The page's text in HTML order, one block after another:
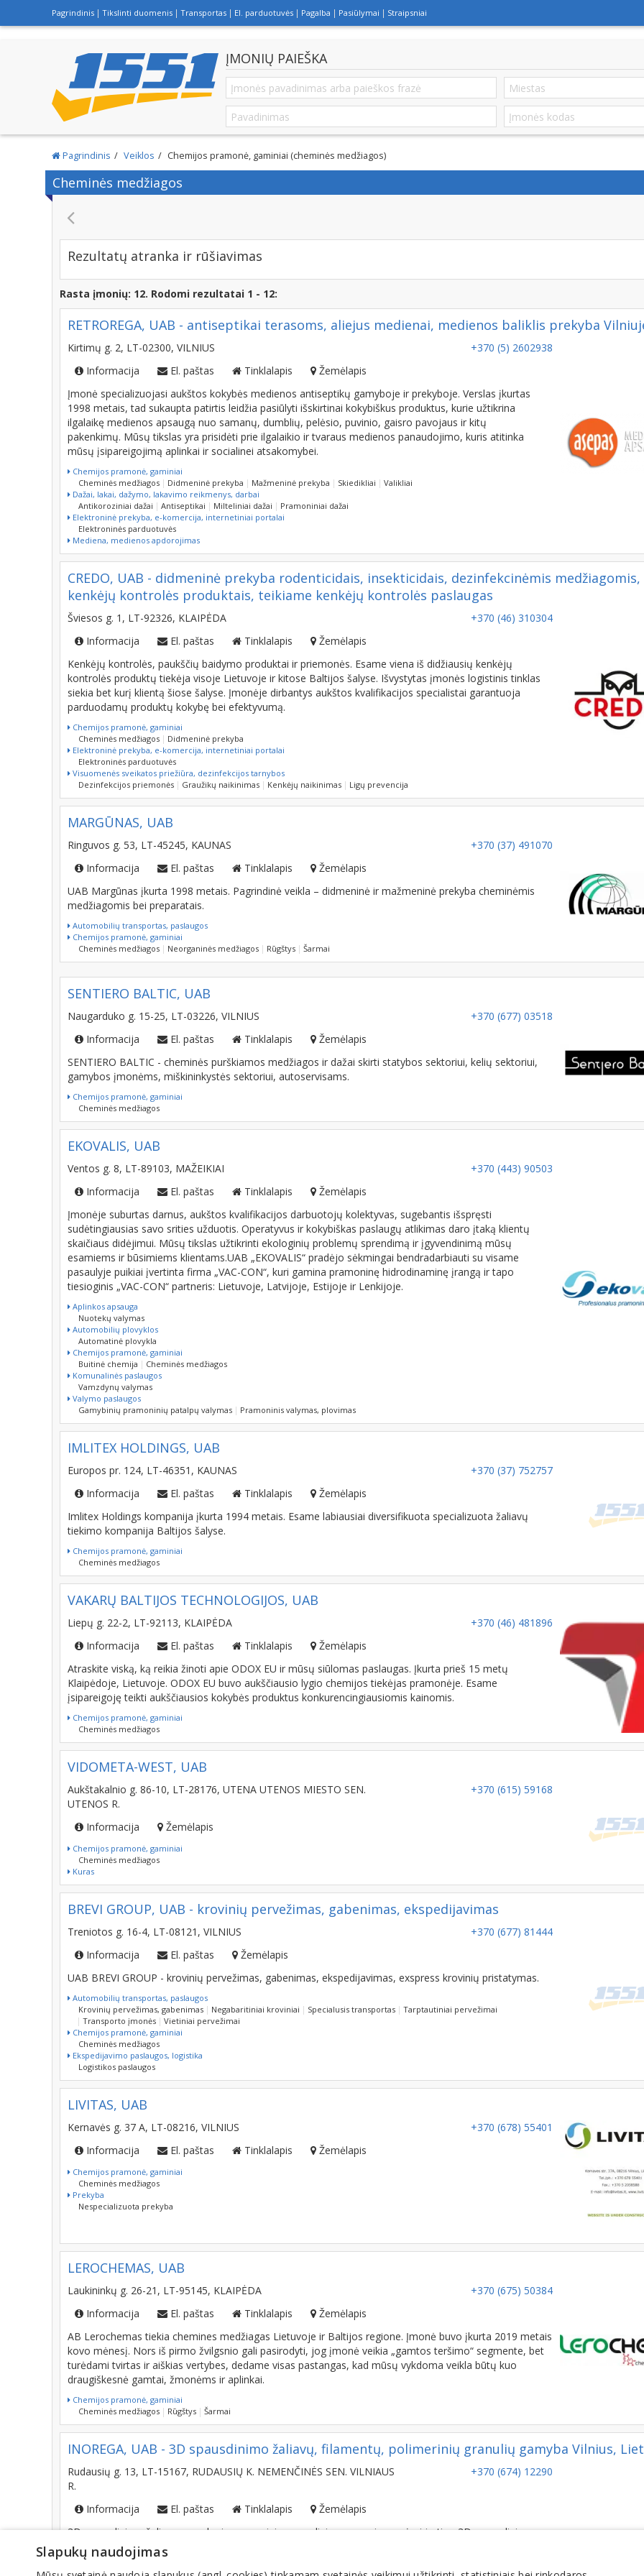
Pagrindinis Tikslinti duomenis Transportas El. parduotuvės Pagalba Pasiūlymai Straipsniai
ĮMONIŲ PAIEŠKA
Pagrindinis Veiklos Chemijos pramonė, gaminiai (cheminės medžiagos)
Cheminės medžiagos
Rezultatų atranka ir rūšiavimas
Rasta įmonių: 12. Rodomi rezultatai 1 - 12:
RETROREGA, UAB - antiseptikai terasoms, aliejus medienai, medienos baliklis prekyba
Kirtimų g. 2, LT-02300, VILNIUS
+370 (5) 2602938
Informacija
El. paštas Tinklalapis
Žemėlapis
Įmonė specializuojasi aukštos kokybės medienos antiseptikų gamyboje ir prekyboje. Verslas įkurtas
1998 metais, tad sukaupta patirtis leidžia pasiūlyti išskirtinai kokybiškus produktus, kurie užtikrina
ilgalaikę medienos apsaugą nuo samanų, dumblių, pelėsio, puvinio, gaisro pavojaus ir kitų
pakenkimų. Mūsų tikslas yra prisidėti prie ilgalaikio ir tvaraus medienos panaudojimo, kuris atitinka
mūsų įsipareigojimą aplinkai ir socialinei atsakomybei.
Chemijos pramonė, gaminiai
Cheminės medžiagos
Didmeninė prekyba Mažmeninė prekyba Skiedikliai
Valikliai
Dažai, lakai, dažymo, lakavimo reikmenys, darbai
Antikoroziniai dažai
Antiseptikai Milteliniai dažai
Pramoniniai dažai
Elektroninė prekyba, e-komercija, internetiniai portalai
Elektroninės parduotuvės
Mediena, medienos apdorojimas
CREDO, UAB - didmeninė prekyba rodenticidais, insekticidais, dezinfekcinėmis medžiagomis,
kenkėjų kontrolės produktais, teikiame kenkėjų kontrolės paslaugas
Šviesos g. 1, LT-92326, KLAIPĖDA
+370 (46) 310304
Informacija
El. paštas Tinklalapis
Žemėlapis
Kenkėjų kontrolės, paukščių baidymo produktai ir priemonės. Esame viena iš didžiausių kenkėjų
kontrolės produktų tiekėja visoje Lietuvoje ir kitose Baltijos šalyse. Išvystytas įmonės logistinis tinklas
siekia bet kurį klientą šiose šalyse. Įmonėje dirbantys aukštos kvalifikacijos specialistai garantuoja
parduodamų produktų kokybę bei efektyvumą.
Chemijos pramonė, gaminiai
Cheminės medžiagos
Didmeninė prekyba
Elektroninė prekyba, e-komercija, internetiniai portalai
Elektroninės parduotuvės
Visuomenės sveikatos priežiūra, dezinfekcijos tarnybos
Dezinfekcijos priemonės
Graužikų naikinimas Kenkėjų naikinimas Ligų prevencija
MARGŪNAS, UAB
Ringuvos g. 53, LT-45245, KAUNAS
+370 (37) 491070
Informacija
El. paštas Tinklalapis
Žemėlapis
UAB Margūnas įkurta 1998 metais. Pagrindinė veikla – didmeninė ir mažmeninė prekyba cheminėmis
medžiagomis bei preparatais.
Automobilių transportas, paslaugos
Chemijos pramonė, gaminiai
Cheminės medžiagos
Neorganinės medžiagos Rūgštys Šarmai
SENTIERO BALTIC, UAB
Naugarduko g. 15-25, LT-03226, VILNIUS
+370 (677) 03518
Informacija
El. paštas Tinklalapis
Žemėlapis
SENTIERO BALTIC - cheminės purškiamos medžiagos ir dažai skirti statybos sektoriui, kelių sektoriui,
gamybos įmonėms, miškininkystės sektoriui, autoservisams.
Chemijos pramonė, gaminiai
Cheminės medžiagos
EKOVALIS, UAB
Ventos g. 8, LT-89103, MAŽEIKIAI
+370 (443) 90503
Informacija
El. paštas Tinklalapis
Žemėlapis
Įmonėje suburtas darnus, aukštos kvalifikacijos darbuotojų kolektyvas, sugebantis išspręsti
sudėtingiausias savo srities užduotis. Operatyvus ir kokybiškas paslaugų atlikimas daro įtaką klientų
skaičiaus didėjimui. Mūsų tikslas užtikrinti ekologinių problemų sprendimą ir įgyvendinimą mūsų
esamiems ir būsimiems klientams.UAB „EKOVALIS“ pradėjo sėkmingai bendradarbiauti su visame
pasaulyje puikiai įvertinta firma „VAC-CON“, kuri gamina pramoninę hidrodinaminę įrangą ir tapo
tiesioginis „VAC-CON“ partneris: Lietuvoje, Latvijoje, Estijoje ir Lenkijoje.
Aplinkos apsauga
Nuotekų valymas
Automobilių plovyklos
Automatinė plovykla
Chemijos pramonė, gaminiai
Buitinė chemija
Cheminės medžiagos
Komunalinės paslaugos
Vamzdynų valymas
Valymo paslaugos
Gamybinių pramoninių patalpų valymas
Pramoninis valymas, plovimas
IMLITEX HOLDINGS, UAB
Europos pr. 124, LT-46351, KAUNAS
+370 (37) 752757
Informacija
El. paštas Tinklalapis
Žemėlapis
Imlitex Holdings kompanija įkurta 1994 metais. Esame labiausiai diversifikuota specializuota žaliavų
tiekimo kompanija Baltijos šalyse.
Chemijos pramonė, gaminiai
Cheminės medžiagos
VAKARŲ BALTIJOS TECHNOLOGIJOS, UAB
Liepų g. 22-2, LT-92113, KLAIPĖDA
+370 (46) 481896
Informacija
El. paštas Tinklalapis
Žemėlapis
Atraskite viską, ką reikia žinoti apie ODOX EU ir mūsų siūlomas paslaugas. Įkurta prieš 15 metų
Klaipėdoje, Lietuvoje. ODOX EU buvo aukščiausio lygio chemijos tiekėjas pramonėje. Esame
įsipareigoję teikti aukščiausios kokybės produktus konkurencingiausiomis kainomis.
Chemijos pramonė, gaminiai
Cheminės medžiagos
VIDOMETA-WEST, UAB
Aukštakalnio g. 86-10, LT-28176, UTENA UTENOS MIESTO SEN.
UTENOS R.
+370 (615) 59168
Informacija Žemėlapis
Chemijos pramonė, gaminiai
Cheminės medžiagos
Kuras
BREVI GROUP, UAB - krovinių pervežimas, gabenimas, ekspedijavimas
Treniotos g. 16-4, LT-08121, VILNIUS
+370 (677) 81444
Informacija
El. paštas
Žemėlapis
UAB BREVI GROUP - krovinių pervežimas, gabenimas, ekspedijavimas, exspress krovinių pristatymas.
Automobilių transportas, paslaugos
Krovinių pervežimas, gabenimas
Negabaritiniai kroviniai Specialusis transportas
Tarptautiniai pervežimai
Transporto įmonės
Vietiniai pervežimai
Chemijos pramonė, gaminiai
Cheminės medžiagos
Ekspedijavimo paslaugos, logistika
Logistikos paslaugos
LIVITAS, UAB
Kernavės g. 37 A, LT-08216, VILNIUS
+370 (678) 55401
Informacija
El. paštas Tinklalapis Žemėlapis
Chemijos pramonė, gaminiai
Cheminės medžiagos
Prekyba
Nespecializuota prekyba
LEROCHEMAS, UAB
Laukininkų g. 26-21, LT-95145, KLAIPĖDA
+370 (675) 50384
Informacija
El. paštas Tinklalapis
Žemėlapis
AB Lerochemas tiekia chemines medžiagas Lietuvoje ir Baltijos regione. Įmonė buvo įkurta 2019 metais
kovo mėnesį. Nors iš pirmo žvilgsnio gali pasirodyti, jog įmonė veikia „gamtos teršimo“ segmente, bet
turėdami tvirtas ir aiškias vertybes, dedame visas pastangas, kad mūsų vykdoma veikla būtų kuo
draugiškesnė gamtai, žmonėms ir aplinkai.
Chemijos pramonė, gaminiai
Cheminės medžiagos
Rūgštys Šarmai
INOREGA, UAB - 3D spausdinimo žaliavų, filamentų, polimerinių granulių gamyba Vilnius,
Rudausių g. 13, LT-15167, RUDAUSIŲ K. NEMENČINĖS SEN. VILNIAUS
R.
+370 (674) 12290
Informacija El. paštas Tinklalapis
Žemėlapis
3D spausdinimo žaliavų gamyba ir pramoninis spausdinimas, gaminame įvairių tipų 3D spausdinimo
medžiagas.
Slapukų naudojimas